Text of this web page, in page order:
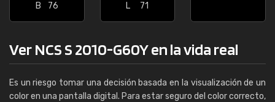
B
76
L
71
Ver NCS S 2010-G60Y en la vida real
Es un riesgo tomar una decisión basada en la visualización de un
color en una pantalla digital. Para estar seguro del color correcto,